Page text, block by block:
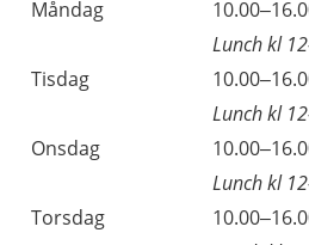
Dag
Öppettider
Kommentarer
Måndag
Lunch kl
Tisdag
Lunch kl
Onsdag
Lunch kl
Torsdag